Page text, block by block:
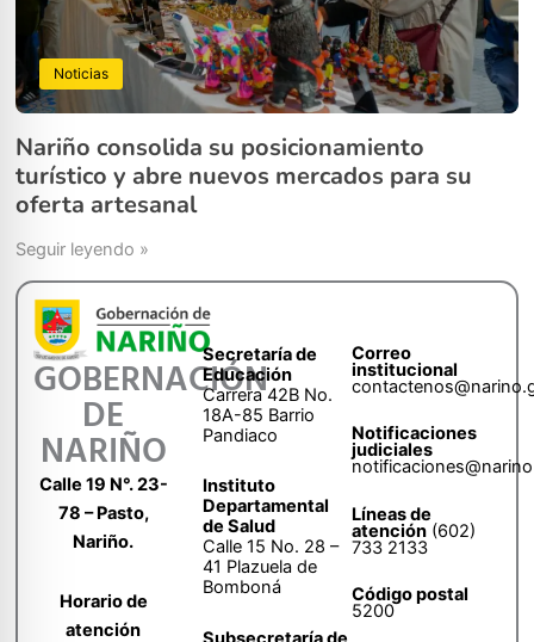
Noticias
Nariño consolida su posicionamiento
turístico y abre nuevos mercados para su
oferta artesanal
Seguir leyendo »
GOBERNACIÓN
DE
NARIÑO
Calle 19 N°. 23-
78 – Pasto,
Nariño.
Horario de
atención
Secretaría de
Educación
Carrera 42B No.
18A-85 Barrio
Pandiaco
Instituto
Departamental
de Salud
Calle 15 No. 28 –
41 Plazuela de
Bomboná
Correo
institucional
Notificaciones
judiciales
Líneas de
atención (602)
733 2133
Código postal
5200